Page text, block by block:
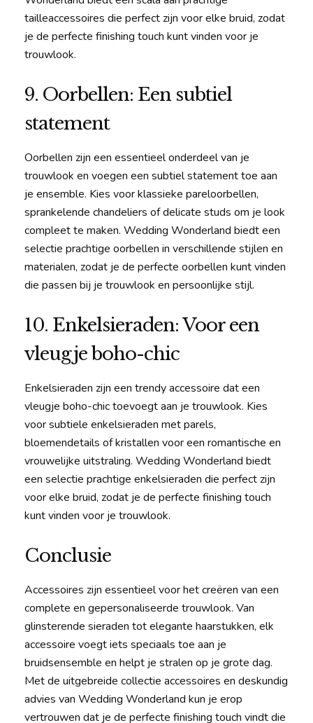
tailleaccessoires die perfect zijn voor elke bruid, zodat
je de perfecte finishing touch kunt vinden voor je
trouwlook.
9. Oorbellen: Een subtiel
statement
Oorbellen zijn een essentieel onderdeel van je
trouwlook en voegen een subtiel statement toe aan
je ensemble. Kies voor klassieke pareloorbellen,
sprankelende chandeliers of delicate studs om je look
compleet te maken. Wedding Wonderland biedt een
selectie prachtige oorbellen in verschillende stijlen en
materialen, zodat je de perfecte oorbellen kunt vinden
die passen bij je trouwlook en persoonlijke stijl.
10. Enkelsieraden: Voor een
vleugje boho-chic
Enkelsieraden zijn een trendy accessoire dat een
vleugje boho-chic toevoegt aan je trouwlook. Kies
voor subtiele enkelsieraden met parels,
bloemendetails of kristallen voor een romantische en
vrouwelijke uitstraling. Wedding Wonderland biedt
een selectie prachtige enkelsieraden die perfect zijn
voor elke bruid, zodat je de perfecte finishing touch
kunt vinden voor je trouwlook.
Conclusie
Accessoires zijn essentieel voor het creëren van een
complete en gepersonaliseerde trouwlook. Van
glinsterende sieraden tot elegante haarstukken, elk
accessoire voegt iets speciaals toe aan je
bruidsensemble en helpt je stralen op je grote dag.
Met de uitgebreide collectie accessoires en deskundig
advies van Wedding Wonderland kun je erop
vertrouwen dat je de perfecte finishing touch vindt die